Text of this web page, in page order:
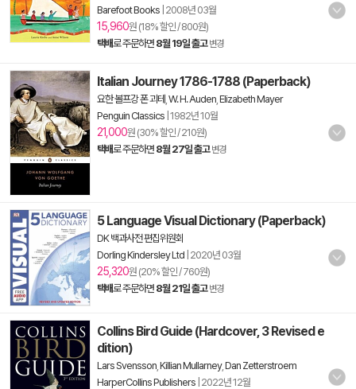
Barefoot Books 2008년 03월
15,960원 (18% 할인 / 800원)
택배로 주문하면 8월 19일 출고 변경
Italian Journey 1786-1788 (Paperback)
요한 볼프강 폰 괴테 W. H. Auden Elizabeth Mayer
Penguin Classics 1982년 10월
21,000원 (30% 할인 / 210원)
택배로 주문하면 8월 27일 출고 변경
5 Language Visual Dictionary (Paperback)
DK 백과사전 편집위원회
Dorling Kindersley Ltd 2020년 03월
25,320원 (20% 할인 / 760원)
택배로 주문하면 8월 21일 출고 변경
Collins Bird Guide (Hardcover, 3 Revised e
dition)
Lars Svensson Killian Mullarney, Dan Zetterstroem
HarperCollins Publishers 2022년 12월